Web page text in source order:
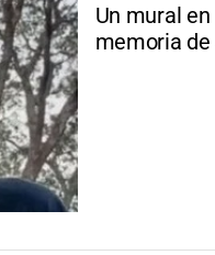
Un mural
memoria